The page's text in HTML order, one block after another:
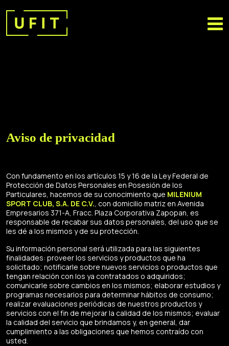
Aviso de privacidad
Con fundamento en los artículos 15 y 16 de la Ley Federal de
Protección de Datos Personales en Posesión de los
Particulares, hacemos de su conocimiento que MILENIUM
SPORT CLUB, S.A. DE C.V., con domicilio matriz en Avenida
Empresarios 371-A, Fracc. Plaza Corporativa Zapopan, es
responsable de recabar sus datos personales, del uso que se
les dé a los mismos y de su protección.
Su información personal será utilizada para las siguientes
finalidades: proveer los servicios y productos que ha
solicitado; notificarle sobre nuevos servicios o productos que
tengan relación con los ya contratados o adquiridos;
comunicarle sobre cambios en los mismos; elaborar estudios y
programas necesarios para determinar hábitos de consumo;
realizar evaluaciones periódicas de nuestros productos y
servicios con el fin de mejorar la calidad de los mismos; evaluar
la calidad del servicio que brindamos y, en general, dar
cumplimiento a las obligaciones que hemos contraído con
usted.